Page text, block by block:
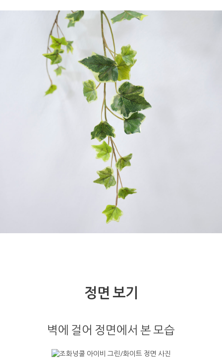
정면 보기
벽에 걸어 정면에서 본 모습